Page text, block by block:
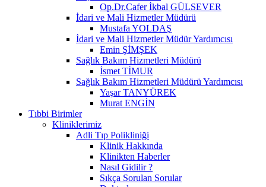
Op.Dr.Cafer İkbal GÜLSEVER
İdari ve Mali Hizmetler Müdürü
Mustafa YOLDAŞ
İdari ve Mali Hizmetler Müdür Yardımcısı
Emin ŞİMŞEK
Sağlık Bakım Hizmetleri Müdürü
İsmet TİMUR
Sağlık Bakım Hizmetleri Müdürü Yardımcısı
Yaşar TANYÜREK
Murat ENGİN
Tıbbi Birimler
Kliniklerimiz
Adli Tıp Polikliniği
Klinik Hakkında
Klinikten Haberler
Nasıl Gidilir ?
Sıkça Sorulan Sorular